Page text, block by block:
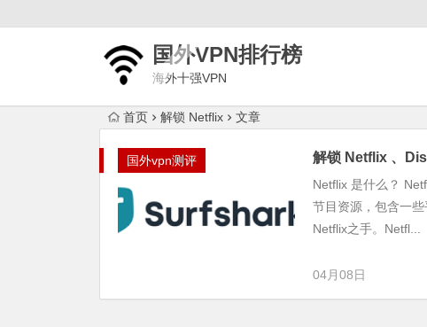
国外VPN排行榜
海外十强VPN
首页 解锁 Netflix 文章
国外vpn测评 解锁 Netflix 、
Netflix 是什么？
节目资源，包含一
Netflix之手。Netfl...
04月08日